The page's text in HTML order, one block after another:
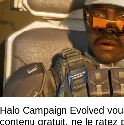
Halo Campaign Evolved
contenu gratuit, ne le ratez